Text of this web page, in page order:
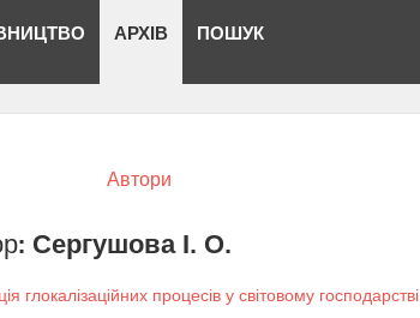
АРХІВ ПОШУК
Автори
Сергушова І. О.
глокалізаційних процесів у світовому господарстві